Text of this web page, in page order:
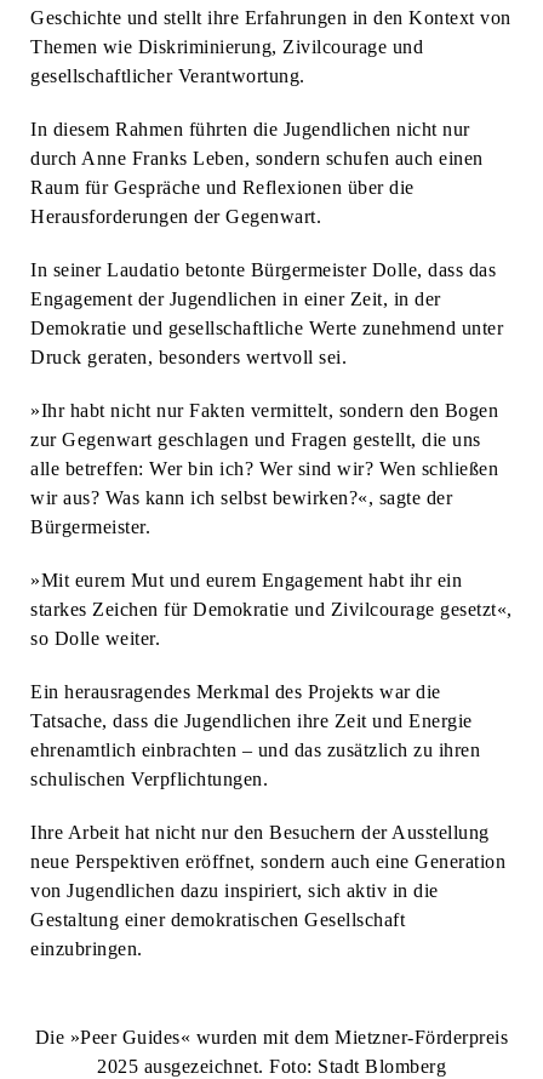
Geschichte und stellt ihre Erfahrungen in den Kontext von
Themen wie Diskriminierung, Zivilcourage und
gesellschaftlicher Verantwortung.
In diesem Rahmen führten die Jugendlichen nicht nur
durch Anne Franks Leben, sondern schufen auch einen
Raum für Gespräche und Reflexionen über die
Herausforderungen der Gegenwart.
In seiner Laudatio betonte Bürgermeister Dolle, dass das
Engagement der Jugendlichen in einer Zeit, in der
Demokratie und gesellschaftliche Werte zunehmend unter
Druck geraten, besonders wertvoll sei.
»Ihr habt nicht nur Fakten vermittelt, sondern den Bogen
zur Gegenwart geschlagen und Fragen gestellt, die uns
alle betreffen: Wer bin ich? Wer sind wir? Wen schließen
wir aus? Was kann ich selbst bewirken?«, sagte der
Bürgermeister.
»Mit eurem Mut und eurem Engagement habt ihr ein
starkes Zeichen für Demokratie und Zivilcourage gesetzt«,
so Dolle weiter.
Ein herausragendes Merkmal des Projekts war die
Tatsache, dass die Jugendlichen ihre Zeit und Energie
ehrenamtlich einbrachten – und das zusätzlich zu ihren
schulischen Verpflichtungen.
Ihre Arbeit hat nicht nur den Besuchern der Ausstellung
neue Perspektiven eröffnet, sondern auch eine Generation
von Jugendlichen dazu inspiriert, sich aktiv in die
Gestaltung einer demokratischen Gesellschaft
einzubringen.
Die »Peer Guides« wurden mit dem Mietzner-Förderpreis
2025 ausgezeichnet. Foto: Stadt Blomberg